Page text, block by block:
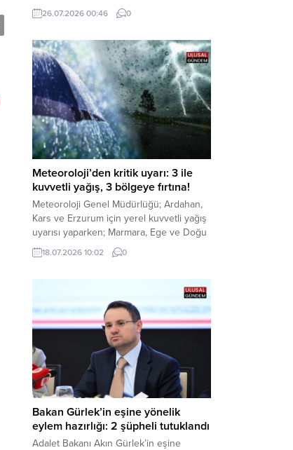
düzenlenen Üye Katılım Töreni’nde
konuşan Kemal Kılıçdaroğlu; partinin
beşli çetelerle mücadeleden Aile
Destekleri Sigortası’na kadar birçok kritik
konuda sert ve net mesajlar verdi. Haber
Merkezi – CHP Genel Başkanı Kemal
Kılıçdaroğlu, Rauf Denktaş Kültür
Merkezi’nde gerçekleştirilen ve yeni
üyelere rozetlerinin takıldığı...
26.07.2026 00:46 0
Meteoroloji’den kritik uyarı: 3 ile
kuvvetli yağış, 3 bölgeye fırtına!
Meteoroloji Genel Müdürlüğü; Ardahan,
Kars ve Erzurum için yerel kuvvetli yağış
uyarısı yaparken; Marmara, Ege ve Doğu
Anadolu’nun belirli kesimlerinde ise
saatte 60 kilometre hıza ulaşabilecek
tedbirli olmaya çağırdı. Haber Merkezi –
Çevre, Şehircilik ve İklim Değişikliği
Bakanlığı Meteoroloji Genel Müdürlüğü,
ülke genelini kapsayan son hava...
18.07.2026 10:02 0
Bakan Gürlek’in eşine yönelik
eylem hazırlığı: 2 şüpheli tutuklandı
Adalet Bakanı Akın Gürlek’in eşine